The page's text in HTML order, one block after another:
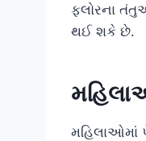
ફ્લોરના
થઈ શકે છે.
મહિલાઓમાં